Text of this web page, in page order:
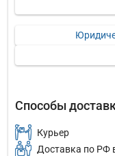
Способы
Курьер
Доставка по РФ